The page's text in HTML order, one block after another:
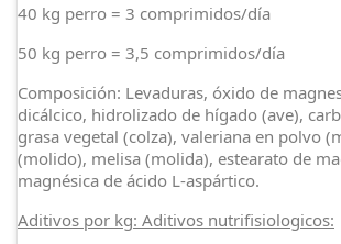
40 kg perro = 3 comprimidos/día
50 kg perro = 3,5 comprimidos/día
Composición: Levaduras, óxido de
dicálcico, hidrolizado de hígado (ave),
grasa vegetal (colza), valeriana en polvo
(molido), melisa (molida), estearato de
magnésica de ácido L-aspártico.
Aditivos por kg: Aditivos nutrifisiologicos: